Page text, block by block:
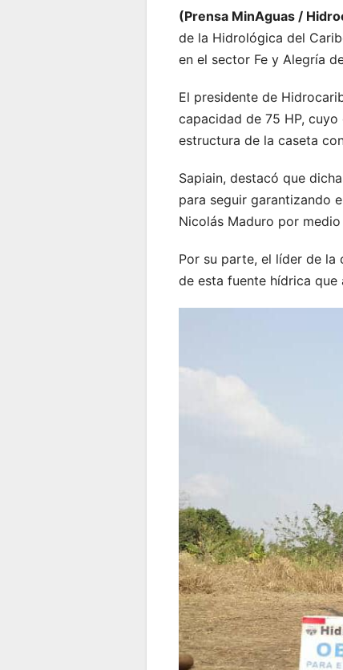
(Prensa MinAguas /
de la Hidrológica del
en el sector Fe y Alegría
El presidente de
capacidad de 75 HP,
estructura de la caseta
Sapiain, destacó que
para seguir garantizando
Nicolás Maduro por
Por su parte, el líder de la
de esta fuente hídrica que